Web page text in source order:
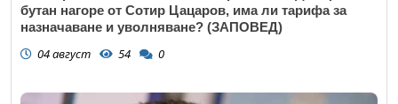
бутан нагоре от Сотир Цацаров, има ли тарифа за
назначаване и уволняване? (ЗАПОВЕД)
04 август 54 0